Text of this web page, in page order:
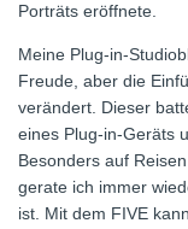
Porträts eröffnete.
Meine Plug-in-
Freude, aber die
verändert. Dieser
eines Plug-in-Geräts
Besonders auf
gerate ich immer
ist. Mit dem FIVE